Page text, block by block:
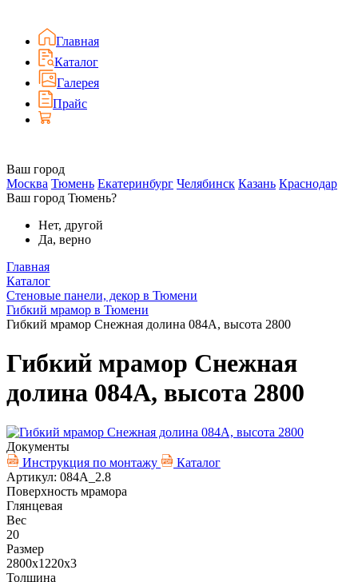
Главная
Каталог
Галерея
Прайс
Ваш город
Москва Тюмень Екатеринбург Челябинск Казань Краснодар
Ваш город Тюмень?
Нет, другой
Да, верно
Главная
Каталог
Стеновые панели, декор в Тюмени
Гибкий мрамор в Тюмени
Гибкий мрамор Снежная долина 084A, высота 2800
Гибкий мрамор Снежная
долина 084A, высота 2800
Документы
Инструкция по монтажу
Каталог
Артикул: 084A_2.8
Поверхность мрамора
Глянцевая
Вес
20
Размер
2800х1220х3
Толщина